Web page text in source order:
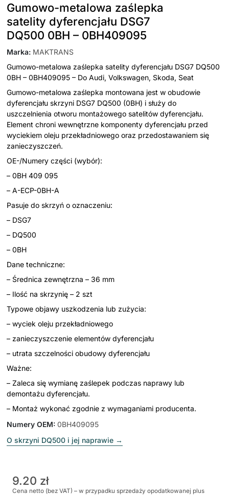
Gumowo-metalowa zaślepka
satelity dyferencjału DSG7
DQ500 0BH – 0BH409095
Marka: MAKTRANS
Gumowo-metalowa zaślepka satelity dyferencjału DSG7 DQ500
0BH – 0BH409095 – Do Audi, Volkswagen, Skoda, Seat
Gumowo-metalowa zaślepka montowana jest w obudowie
dyferencjału skrzyni DSG7 DQ500 (0BH) i służy do
uszczelnienia otworu montażowego satelitów dyferencjału.
Element chroni wewnętrzne komponenty dyferencjału przed
wyciekiem oleju przekładniowego oraz przedostawaniem się
zanieczyszczeń.
OE-/Numery części (wybór):
– 0BH 409 095
– A-ECP-0BH-A
Pasuje do skrzyń o oznaczeniu:
– DSG7
– DQ500
– 0BH
Dane techniczne:
– Średnica zewnętrzna – 36 mm
– Ilość na skrzynię – 2 szt
Typowe objawy uszkodzenia lub zużycia:
– wyciek oleju przekładniowego
– zanieczyszczenie elementów dyferencjału
– utrata szczelności obudowy dyferencjału
Ważne:
– Zaleca się wymianę zaślepek podczas naprawy lub
demontażu dyferencjału.
– Montaż wykonać zgodnie z wymaganiami producenta.
Numery OEM: 0BH409095
O skrzyni DQ500 i jej naprawie →
9.20 zł
Cena netto (bez VAT) – w przypadku sprzedaży opodatkowanej plus